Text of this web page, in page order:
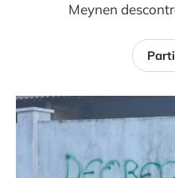
Meynen